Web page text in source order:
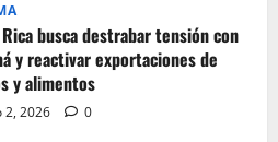
busca destrabar tensión con
y reactivar exportaciones de
y alimentos
2, 2026 0